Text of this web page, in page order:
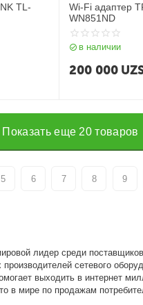
лидер среди
производителей сетевого
выходить в интернет
в мире по продажам
TL-
Wi-Fi адаптер
WN851ND
в наличии
200 000
Показать еще 20 товаров
5 6 7 8 9